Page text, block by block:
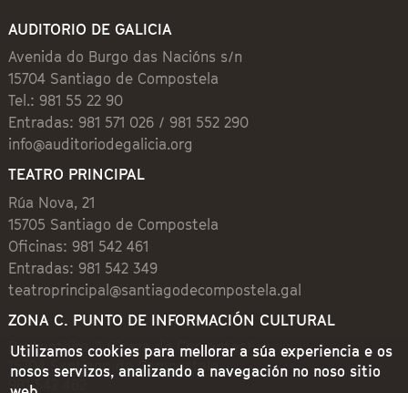
AUDITORIO DE GALICIA
Avenida do Burgo das Nacións s/n
15704 Santiago de Compostela
Tel.: 981 55 22 90
Entradas: 981 571 026 / 981 552 290
info@auditoriodegalicia.org
TEATRO PRINCIPAL
Rúa Nova, 21
15705 Santiago de Compostela
Oficinas: 981 542 461
Entradas: 981 542 349
teatroprincipal@santiagodecompostela.gal
ZONA C. PUNTO DE INFORMACIÓN CULTURAL
Preguntoiro, 1 (Praza de Cervantes)
15704 Santiago de Compostela
981 542 462
Utilizamos cookies para mellorar a súa experiencia e os
nosos servizos, analizando a navegación no noso sitio